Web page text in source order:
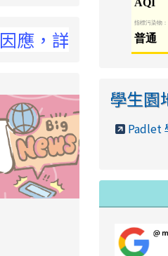
官網
Shorts/xiaohongshu.html
學生園
Padlet